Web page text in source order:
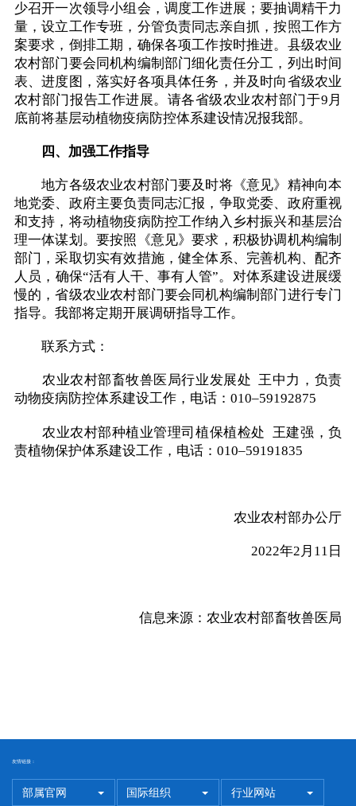
少召开一次领导小组会，调度工作进展；要抽调精干力
量，设立工作专班，分管负责同志亲自抓，按照工作方
案要求，倒排工期，确保各项工作按时推进。县级农业
农村部门要会同机构编制部门细化责任分工，列出时间
表、进度图，落实好各项具体任务，并及时向省级农业
农村部门报告工作进展。请各省级农业农村部门于9月
底前将基层动植物疫病防控体系建设情况报我部。
四、加强工作指导
地方各级农业农村部门要及时将《意见》精神向本
地党委、政府主要负责同志汇报，争取党委、政府重视
和支持，将动植物疫病防控工作纳入乡村振兴和基层治
理一体谋划。要按照《意见》要求，积极协调机构编制
部门，采取切实有效措施，健全体系、完善机构、配齐
人员，确保“活有人干、事有人管”。对体系建设进展缓
慢的，省级农业农村部门要会同机构编制部门进行专门
指导。我部将定期开展调研指导工作。
联系方式：
农业农村部畜牧兽医局行业发展处 王中力，负责
动物疫病防控体系建设工作，电话：010–59192875
农业农村部种植业管理司植保植检处 王建强，负
责植物保护体系建设工作，电话：010–59191835
农业农村部办公厅
2022年2月11日
信息来源：农业农村部畜牧兽医局
友情链接：
部属官网 国际组织 行业网站